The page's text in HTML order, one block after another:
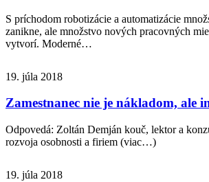
S príchodom robotizácie a automatizácie
zanikne, ale množstvo nových pracovných
vytvorí. Moderné…
19. júla 2018
Zamestnanec nie je nákladom, ale
Odpovedá: Zoltán Demján kouč, lektor a
rozvoja osobnosti a firiem (viac…)
19. júla 2018